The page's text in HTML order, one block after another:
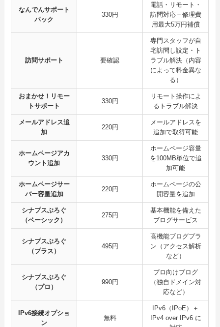
なんでんサポート
パック
330円
電話・リモート・
訪問対応＋修理費
用最大5万円補償
訪問サポート 要確認
専門スタッフが自
宅訪問し設定・ト
ラブル解決（内容
によって料金異な
る）
おまかせ！リモー
トサポート
330円
リモート操作によ
るトラブル解決
メールアドレス追
加
220円
メールアドレスを
追加で取得可能
ホームページアカ
ウント追加
330円
ホームページ容量
を100MB単位で追
加可能
ホームページサー
バー容量追加
220円
ホームページの公
開容量を追加
シナプスぶろぐ
（ベーシック）
275円
基本機能を備えた
ブログサービス
シナプスぶろぐ
（プラス）
495円
高機能ブログプラ
ン（アクセス解析
など）
シナプスぶろぐ
（プロ）
990円
プロ向けブログ
（独自ドメイン対
応など）
IPv6接続オプショ
ン
無料
IPv6（IPoE）＋
IPv4 over IPv6 に